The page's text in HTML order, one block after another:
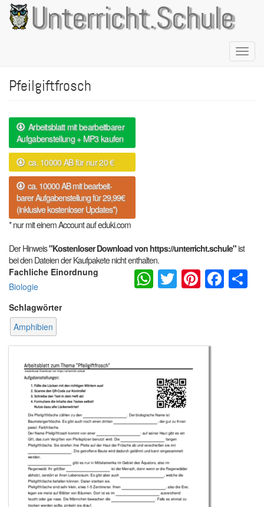
Direkt
zum
Inhalt
Unterricht.Schule
Pfeilgiftfrosch
Arbeitsblatt mit bearbeitbarer
Aufgabenstellung + MP3 kaufen
ca. 10000 AB für nur 20 €
ca. 10000 AB mit bearbeit-
barer Aufgabenstellung für 29,99€
(inklusive kostenloser Updates*)
* nur mit einem Account auf eduki.com
Der Hinweis"Kostenloser Download von https://unterricht.schule"ist
bei den Dateien der Kaufpakete nicht enthalten.
Fachliche Einordnung
Biologie
Schlagwörter
Amphibien
WhatsApp
Twitter